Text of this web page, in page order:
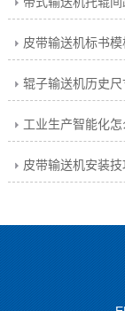
皮带输送机标书模
辊子输送机历史尺
工业生产智能化
皮带输送机安装技